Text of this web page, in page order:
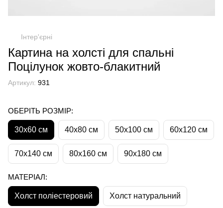
Інтер'єрні
Картина на холсті для спальні
Поцілунок жовто-блакитний
Артикул: 931
ОБЕРІТЬ РОЗМІР:
30х60 см 40х80 см 50х100 см 60х120 см
70х140 см 80х160 см 90х180 см
МАТЕРІАЛ:
Холст поліестеровий Холст натуральний